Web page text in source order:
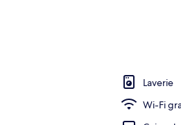
Laverie
Wi-Fi